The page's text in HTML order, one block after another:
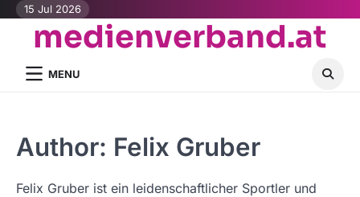
Skip
content
15 Jul 2026
medienverband.at
MENU
Author: Felix Gruber
Felix Gruber ist ein leidenschaftlicher Sportler und